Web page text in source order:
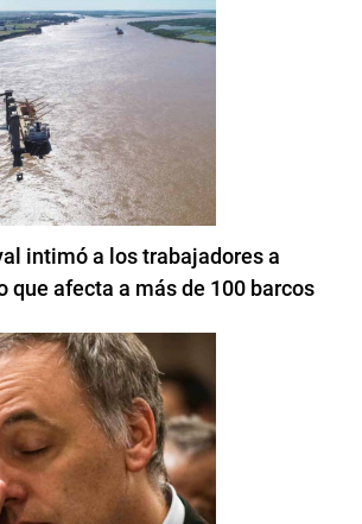
intimó a los trabajadores a
que afecta a más de 100 barcos